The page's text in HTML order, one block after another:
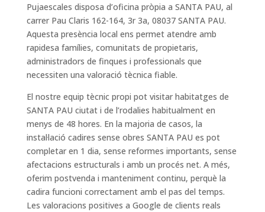
Pujaescales disposa d’oficina pròpia a SANTA PAU, al
carrer Pau Claris 162-164, 3r 3a, 08037 SANTA PAU.
Aquesta presència local ens permet atendre amb
rapidesa famílies, comunitats de propietaris,
administradors de finques i professionals que
necessiten una valoració tècnica fiable.
El nostre equip tècnic propi pot visitar habitatges de
SANTA PAU ciutat i de l’rodalies habitualment en
menys de 48 hores. En la majoria de casos, la
instal·lació cadires sense obres SANTA PAU es pot
completar en 1 dia, sense reformes importants, sense
afectacions estructurals i amb un procés net. A més,
oferim postvenda i manteniment continu, perquè la
cadira funcioni correctament amb el pas del temps.
Les valoracions positives a Google de clients reals